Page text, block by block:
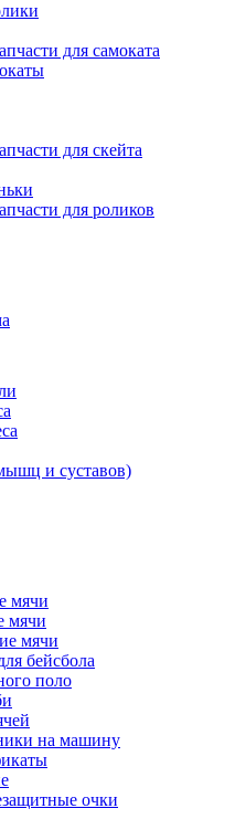
для самоката
для скейта
для роликов
и суставов)
мячи
мячи
мячи
бейсбола
поло
на машину
очки